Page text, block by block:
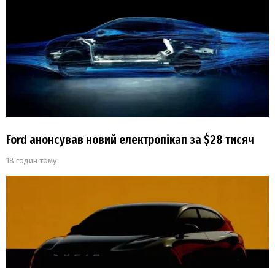
Ford анонсував новий електропікап за $28 тисяч
18 годин тому